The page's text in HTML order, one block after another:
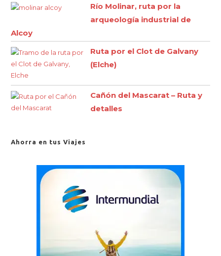
Río Molinar, ruta por la
arqueología industrial de
Alcoy
Ruta por el Clot de Galvany
(Elche)
Cañón del Mascarat – Ruta y
detalles
Ahorra en tus Viajes